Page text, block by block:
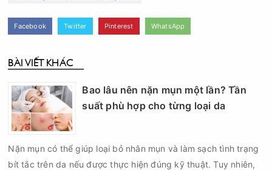
Facebook Twitter Pinterest WhatsApp
BÀI VIẾT KHÁC
Bao lâu nên nặn mụn một lần? Tần
suất phù hợp cho từng loại da
Nặn mụn có thể giúp loại bỏ nhân mụn và làm sạch tình trạng
bít tắc trên da nếu được thực hiện đúng kỹ thuật. Tuy nhiên,